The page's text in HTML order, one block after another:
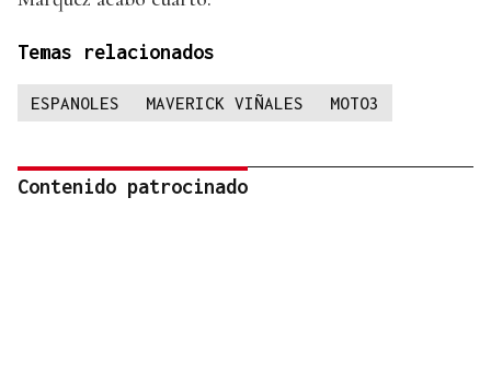
Temas relacionados
ESPANOLES MAVERICK VIÑALES MOTO3
Contenido patrocinado